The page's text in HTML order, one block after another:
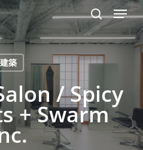
search
Menu
建築
/ Spicy
+ Swarm
Close